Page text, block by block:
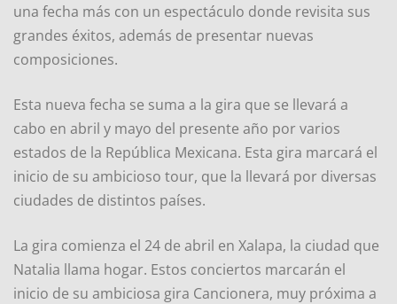
una fecha más con un espectáculo donde revisita sus
grandes éxitos, además de presentar nuevas
composiciones.
Esta nueva fecha se suma a la gira que se llevará a
cabo en abril y mayo del presente año por varios
estados de la República Mexicana. Esta gira marcará el
inicio de su ambicioso tour, que la llevará por diversas
ciudades de distintos países.
La gira comienza el 24 de abril en Xalapa, la ciudad que
Natalia llama hogar. Estos conciertos marcarán el
inicio de su ambiciosa gira Cancionera, muy próxima a